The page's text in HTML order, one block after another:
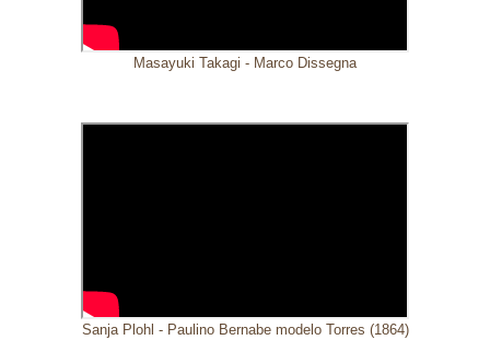
Masayuki Takagi - Marco Dissegna
Sanja Plohl - Paulino Bernabe modelo Torres (1864)